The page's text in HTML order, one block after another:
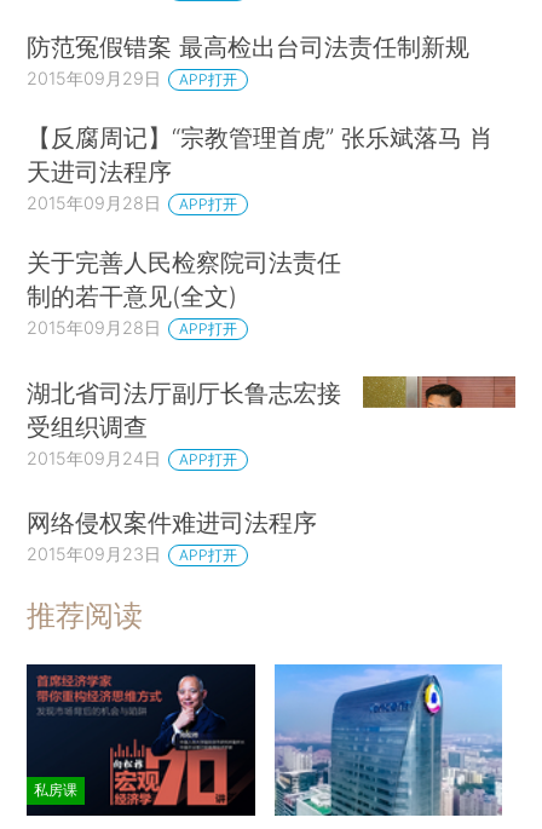
防范冤假错案 最高检出台司法责任制新规
2015年09月29日 APP打开
【反腐周记】“宗教管理首虎” 张乐斌落马 肖
天进司法程序
2015年09月28日 APP打开
关于完善人民检察院司法责任
制的若干意见(全文)
2015年09月28日 APP打开
湖北省司法厅副厅长鲁志宏接
受组织调查
2015年09月24日 APP打开
网络侵权案件难进司法程序
2015年09月23日 APP打开
推荐阅读
私房课